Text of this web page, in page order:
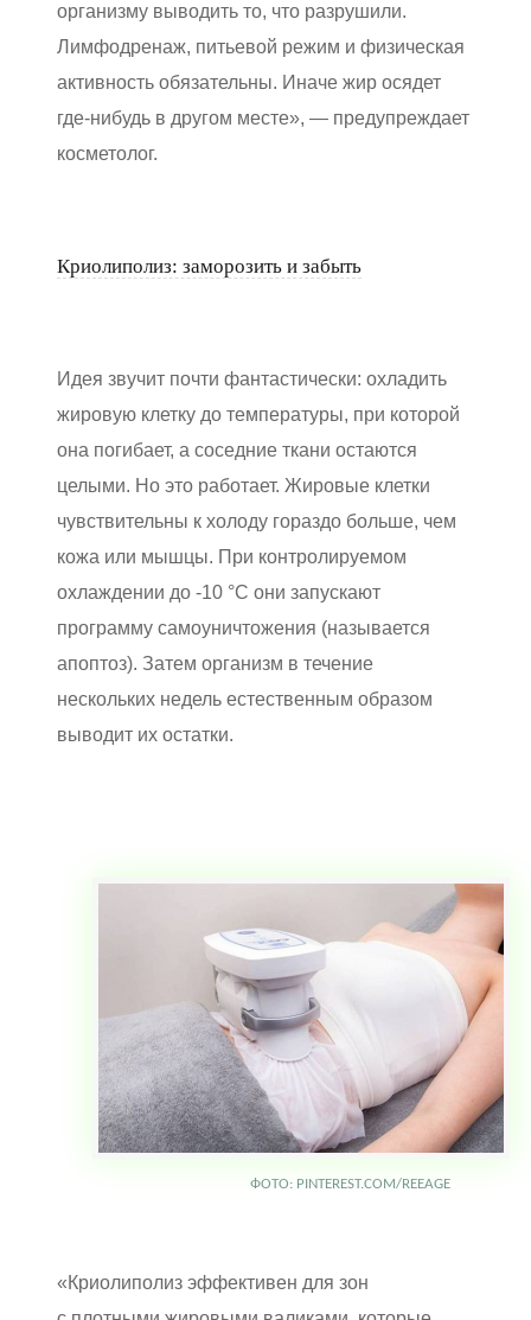
организму выводить то, что разрушили.
Лимфодренаж, питьевой режим и физическая
активность обязательны. Иначе жир осядет
где-нибудь в другом месте», — предупреждает
косметолог.
Криолиполиз: заморозить и забыть
Идея звучит почти фантастически: охладить
жировую клетку до температуры, при которой
она погибает, а соседние ткани остаются
целыми. Но это работает. Жировые клетки
чувствительны к холоду гораздо больше, чем
кожа или мышцы. При контролируемом
охлаждении до -10 °C они запускают
программу самоуничтожения (называется
апоптоз). Затем организм в течение
нескольких недель естественным образом
выводит их остатки.
ФОТО: PINTEREST.COM/REEAGE
«Криолиполиз эффективен для зон